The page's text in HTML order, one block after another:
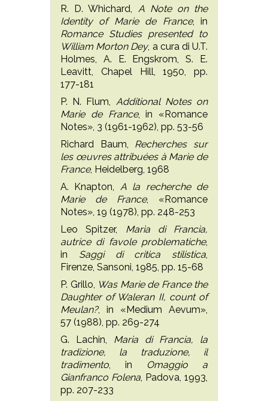
R. D. Whichard, A Note on the
Identity of Marie de France, in
Romance Studies presented to
William Morton Dey, a cura di U.T.
Holmes, A. E. Engskrom, S. E.
Leavitt, Chapel Hill, 1950, pp.
177-181
P. N. Flum, Additional Notes on
Marie de France, in «Romance
Notes», 3 (1961-1962), pp. 53-56
Richard Baum, Recherches sur
les œuvres attribuées à Marie de
France, Heidelberg, 1968
A. Knapton, A la recherche de
Marie de France, «Romance
Notes», 19 (1978), pp. 248-253
Leo Spitzer, Maria di Francia,
autrice di favole problematiche,
in Saggi di critica stilistica,
Firenze, Sansoni, 1985, pp. 15-68
P. Grillo, Was Marie de France the
Daughter of Waleran II, count of
Meulan?, in «Medium Aevum»,
57 (1988), pp. 269-274
G. Lachin, Maria di Francia, la
tradizione, la traduzione, il
tradimento, in
Omaggio a
Gianfranco Folena, Padova, 1993,
pp. 207-233